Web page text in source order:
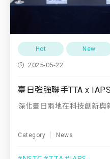
Hot New
2025-05-22
深化臺日兩地在科技創新與
Category News